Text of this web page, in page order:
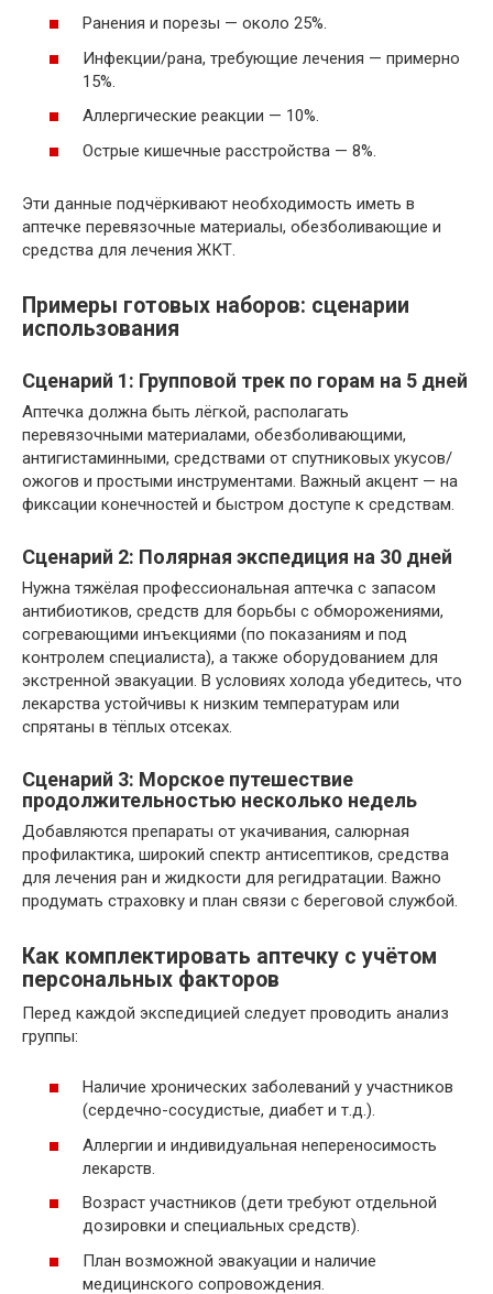
Ранения и порезы — около 25%.
Инфекции/рана, требующие лечения — примерно
15%.
Аллергические реакции — 10%.
Острые кишечные расстройства — 8%.
Эти данные подчёркивают необходимость иметь в
аптечке перевязочные материалы, обезболивающие и
средства для лечения ЖКТ.
Примеры готовых наборов: сценарии
использования
Сценарий 1: Групповой трек по горам на 5 дней
Аптечка должна быть лёгкой, располагать
перевязочными материалами, обезболивающими,
антигистаминными, средствами от спутниковых укусов/
ожогов и простыми инструментами. Важный акцент — на
фиксации конечностей и быстром доступе к средствам.
Сценарий 2: Полярная экспедиция на 30 дней
Нужна тяжёлая профессиональная аптечка с запасом
антибиотиков, средств для борьбы с обморожениями,
согревающими инъекциями (по показаниям и под
контролем специалиста), а также оборудованием для
экстренной эвакуации. В условиях холода убедитесь, что
лекарства устойчивы к низким температурам или
спрятаны в тёплых отсеках.
Сценарий 3: Морское путешествие
продолжительностью несколько недель
Добавляются препараты от укачивания, салюрная
профилактика, широкий спектр антисептиков, средства
для лечения ран и жидкости для регидратации. Важно
продумать страховку и план связи с береговой службой.
Как комплектировать аптечку с учётом
персональных факторов
Перед каждой экспедицией следует проводить анализ
группы:
Наличие хронических заболеваний у участников
(сердечно-сосудистые, диабет и т.д.).
Аллергии и индивидуальная непереносимость
лекарств.
Возраст участников (дети требуют отдельной
дозировки и специальных средств).
План возможной эвакуации и наличие
медицинского сопровождения.